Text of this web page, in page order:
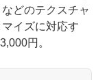
どのテクスチャ
イズに対応す
円。